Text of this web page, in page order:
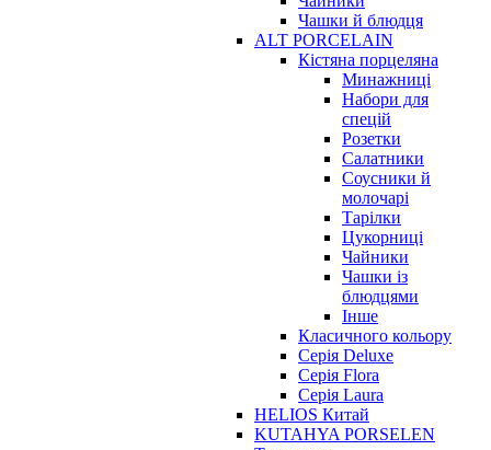
Чашки й блюдця
ALT PORCELAIN
Кістяна порцеляна
Минажниці
Набори для
спецій
Розетки
Салатники
Соусники й
молочарі
Тарілки
Цукорниці
Чайники
Чашки із
блюдцями
Інше
Класичного кольору
Серія Deluxe
Серія Flora
Серія Laura
HELIOS Китай
KUTAHYA PORSELEN